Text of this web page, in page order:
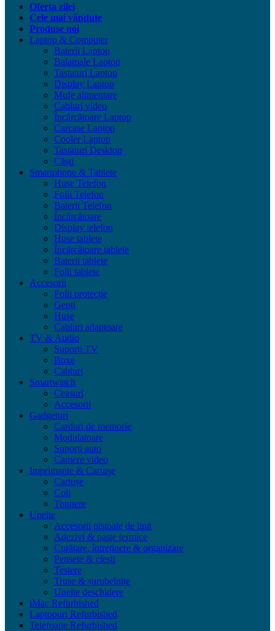
Oferta zilei
Cele mai vândute
Produse noi
Laptop & Computer
Baterii Laptop
Balamale Laptop
Tastaturi Laptop
Display Laptop
Mufe alimentare
Cabluri video
Încărcătoare Laptop
Carcase Laptop
Cooler Laptop
Tastaturi Desktop
Căști
Smartphone & Tablete
Huse Telefon
Folii Telefon
Baterii Telefon
Încărcătoare
Display telefon
Huse tablete
Încărcătoare tablete
Baterii tablete
Folii tablete
Accesorii
Folii protecție
Genți
Huse
Cabluri adaptoare
TV & Audio
Suporți TV
Boxe
Cabluri
Smartwatch
Ceasuri
Accesorii
Gadgeturi
Carduri de memorie
Modulatoare
Suporți auto
Camere video
Imprimante & Cartușe
Cartușe
Coli
Tonnere
Unelte
Accesorii pistoale de lipit
Adezivi & paste termice
Curățare, întreținere & organizare
Pensete & clești
Testere
Truse & șurubelnițe
Unelte deschidere
iMac Refurbished
Laptopuri Refurbished
Telefoane Refurbished